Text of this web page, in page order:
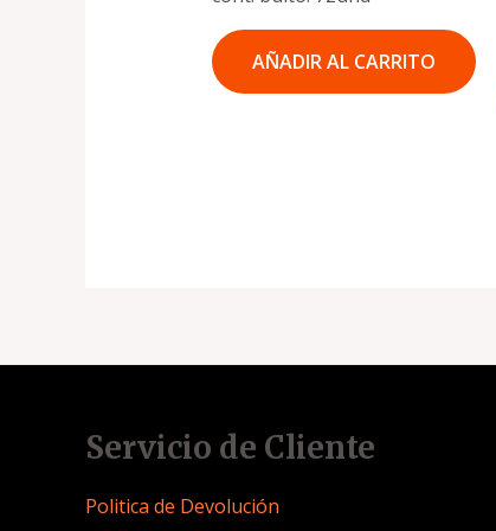
AÑADIR AL CARRITO
Servicio de Cliente
Politica de Devolución